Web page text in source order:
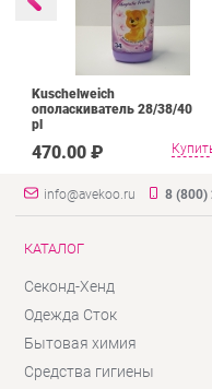
Kuschelweich
ополаскиватель 28/38/40
pl
470.00 ₽
info@avekoo.ru 8 (800)
КАТАЛОГ
Секонд-Хенд
Одежда Сток
Бытовая химия
Средства гигиены